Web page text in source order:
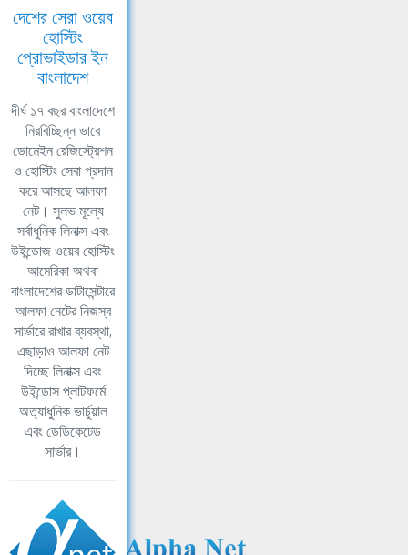
দেশের সেরা ওয়েব
হোস্টিং
প্রোভাইডার ইন
বাংলাদেশ
দীর্ঘ ১৭ বছর বাংলাদেশে
নিরবিচ্ছিন্ন ভাবে
ডোমেইন রেজিস্ট্রেশন
ও হোস্টিং সেবা প্রদান
করে আসছে আলফা
নেট। সুলভ মূল্যে
সর্বাধুনিক লিনাক্স এবং
উইন্ডোজ ওয়েব হোস্টিং
আমেরিকা অথবা
বাংলাদেশের ডাটাসেন্টারে
আলফা নেটের নিজস্ব
সার্ভারে রাখার ব্যবস্থা,
এছাড়াও আলফা নেট
দিচ্ছে লিনাক্স এবং
উইন্ডোস প্লাটফর্মে
অত্যাধুনিক ভার্চুয়াল
এবং ডেডিকেটেড
সার্ভার।